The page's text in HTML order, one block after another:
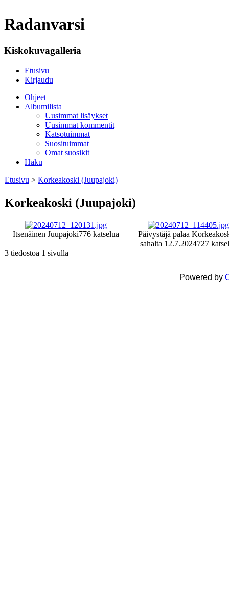
Radanvarsi
Kiskokuvagalleria
Etusivu
Kirjaudu
Ohjeet
Albumilista
Uusimmat lisäykset
Uusimmat kommentit
Katsotuimmat
Suosituimmat
Omat suosikit
Haku
Etusivu > Korkeakoski (Juupajoki)
Korkeakoski (Juupajoki)
Itsenäinen Juupajoki776 katselua
Päivystäjä palaa
sahalta 12.7.2024727
3 tiedostoa 1 sivulla
Powered by